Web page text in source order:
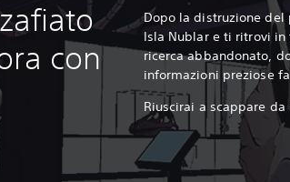
con
Dopo la distruzione del
Isla Nublar e ti ritrovi
ricerca abbandonato,
informazioni preziose
Riuscirai a scappare da